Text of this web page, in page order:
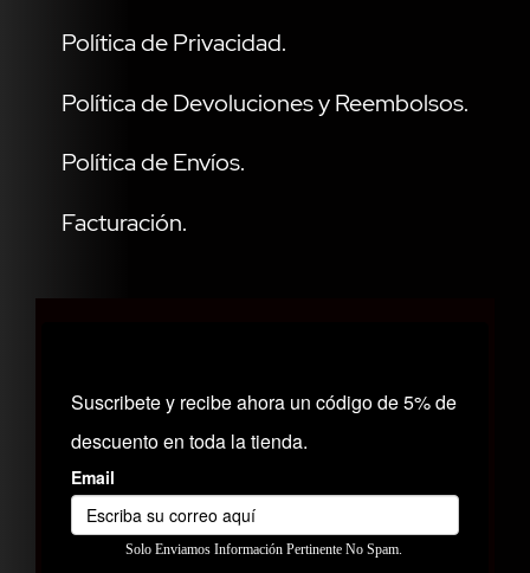
Política de Privacidad.
Política de Devoluciones y Reembolsos.
Política de Envíos.
Facturación.